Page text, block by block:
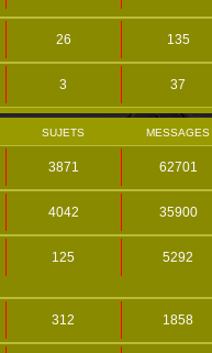
26 135
3 37
SUJETS MESSAGES
3871 62701
4042 35900
125 5292
312 1858